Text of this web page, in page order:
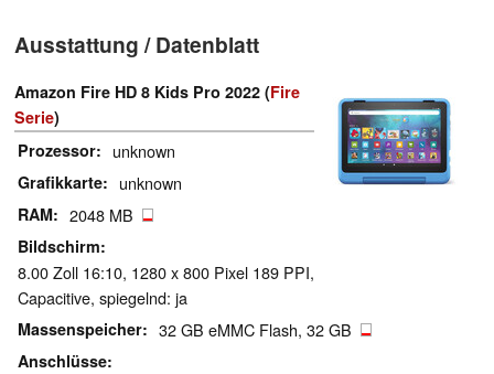
Ausstattung / Datenblatt
Amazon Fire HD 8 Kids Pro 2022 (Fire
Serie)
Prozessor
unknown
Grafikkarte unknown
RAM 2048 MB
Bildschirm
8.00 Zoll 16:10, 1280 x 800 Pixel 189 PPI,
Capacitive, spiegelnd: ja
Massenspeicher 32 GB eMMC Flash, 32 GB
Anschlüsse